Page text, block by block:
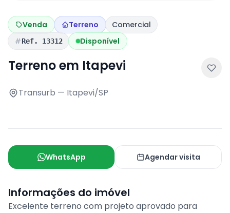
Venda Terreno Comercial
Ref. 13312 Disponível
Terreno em Itapevi
Transurb — Itapevi/SP
WhatsApp Agendar visita
Informações do imóvel
Excelente terreno com projeto aprovado para